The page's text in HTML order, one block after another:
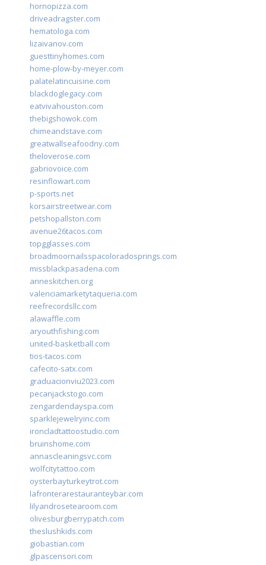
hornopizza.com
driveadragster.com
hematologa.com
lizaivanov.com
guesttinyhomes.com
home-plow-by-meyer.com
palatelatincuisine.com
blackdoglegacy.com
eatvivahouston.com
thebigshowok.com
chimeandstave.com
greatwallseafoodny.com
theloverose.com
gabriovoice.com
resinflowart.com
p-sports.net
korsairstreetwear.com
petshopallston.com
avenue26tacos.com
topgglasses.com
broadmoornailsspacoloradosprings.com
missblackpasadena.com
anneskitchen.org
valenciamarketytaqueria.com
reefrecordsllc.com
alawaffle.com
aryouthfishing.com
united-basketball.com
tios-tacos.com
cafecito-satx.com
graduacionviu2023.com
pecanjackstogo.com
zengardendayspa.com
sparklejewelryinc.com
ironcladtattoostudio.com
bruinshome.com
annascleaningsvc.com
wolfcitytattoo.com
oysterbayturkeytrot.com
lafronterarestauranteybar.com
lilyandrosetearoom.com
olivesburgberrypatch.com
theslushkids.com
giobastian.com
glpascensori.com